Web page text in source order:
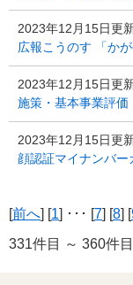
2023年12月15日更
広報こうのす 「か
2023年12月15日更
施策・基本事業評価
2023年12月15日更
顔認証マイナンバ
[前へ] [1] ･･･ [7] [8] [
331件目 ～ 360件